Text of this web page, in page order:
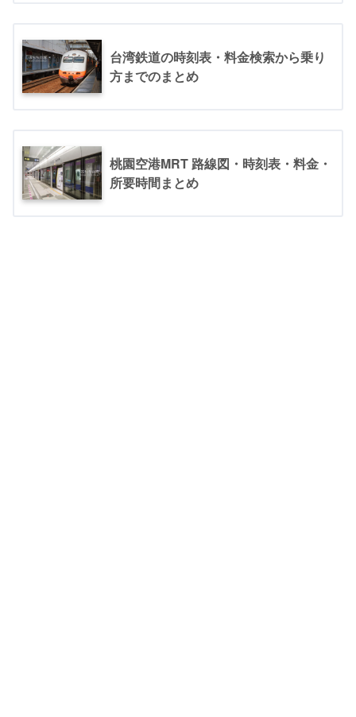
台湾鉄道の時刻表・料金検索から乗り
方までのまとめ
桃園空港MRT 路線図・時刻表・料金・
所要時間まとめ